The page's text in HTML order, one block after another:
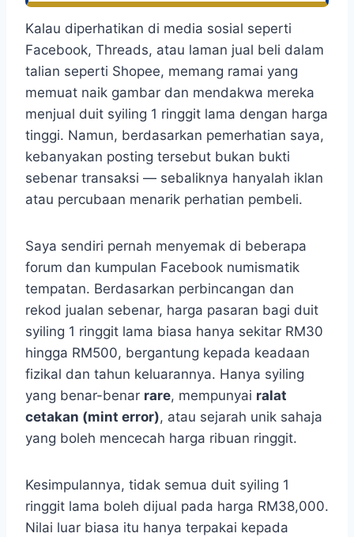
Kalau diperhatikan di media sosial seperti
Facebook, Threads, atau laman jual beli dalam
talian seperti Shopee, memang ramai yang
memuat naik gambar dan mendakwa mereka
menjual duit syiling 1 ringgit lama dengan harga
tinggi. Namun, berdasarkan pemerhatian saya,
kebanyakan posting tersebut bukan bukti
sebenar transaksi — sebaliknya hanyalah iklan
atau percubaan menarik perhatian pembeli.
Saya sendiri pernah menyemak di beberapa
forum dan kumpulan Facebook numismatik
tempatan. Berdasarkan perbincangan dan
rekod jualan sebenar, harga pasaran bagi duit
syiling 1 ringgit lama biasa hanya sekitar RM30
hingga RM500, bergantung kepada keadaan
fizikal dan tahun keluarannya. Hanya syiling
yang benar-benar rare, mempunyai ralat
cetakan (mint error), atau sejarah unik sahaja
yang boleh mencecah harga ribuan ringgit.
Kesimpulannya, tidak semua duit syiling 1
ringgit lama boleh dijual pada harga RM38,000.
Nilai luar biasa itu hanya terpakai kepada